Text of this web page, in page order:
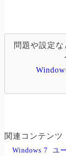
問題や設定
関連コンテンツ
Windows 7 ユ